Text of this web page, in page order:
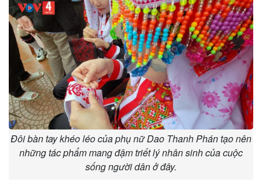
Đôi bàn tay khéo léo của phụ nữ Dao Thanh Phán tạo nên
những tác phẩm mang đậm triết lý nhân sinh của cuộc
sống người dân ở đây.